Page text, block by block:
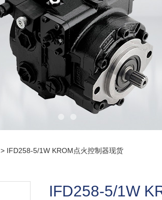
> IFD258-5/1W KROM点火控制器现货
IFD258-5/1W